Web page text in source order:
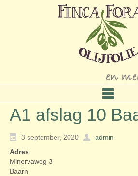
A1 afslag 10
3 september, 2020
admin
Adres
Minervaweg 3
Baarn